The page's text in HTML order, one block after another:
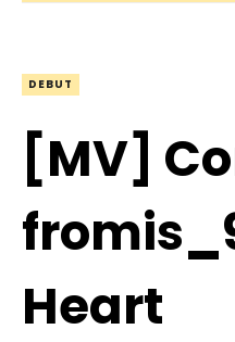
DEBUT
[MV]
Heart